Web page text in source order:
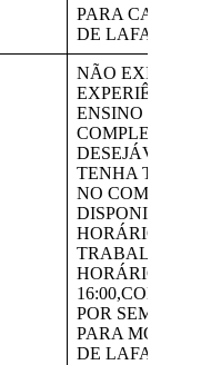
PARA
DE LAFAIETE.
NÃO EXIGE
EXPERIÊNCIA.
ENSINO
COMPLETO.
DESEJÁVEL
TENHA
NO
HORÁRIO
TRABALHAR
HORÁRIO,
16:00,COM 01
POR
PARA
DE LAFAIETE